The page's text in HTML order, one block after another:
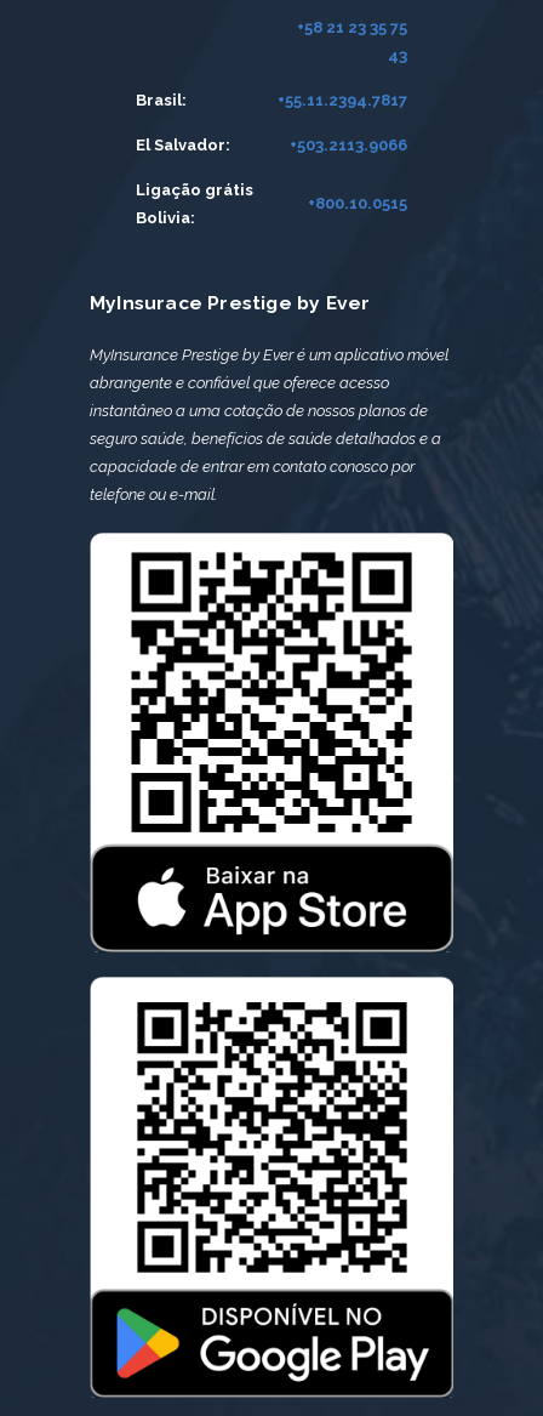
+58 21 23 35 75
43
Brasil: +55.11.2394.7817
El Salvador: +503.2113.9066
Ligação grátis
Bolivia:
+800.10.0515
MyInsurace Prestige by Ever
MyInsurance Prestige by Ever é um aplicativo móvel
abrangente e confiável que oferece acesso
instantâneo a uma cotação de nossos planos de
seguro saúde, benefícios de saúde detalhados e a
capacidade de entrar em contato conosco por
telefone ou e-mail.